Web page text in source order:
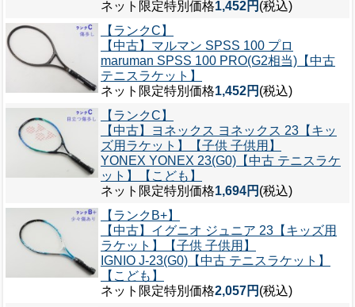
ネット限定特別価格1,452円 (税込)
【ランクC】
【中古】マルマン SPSS 100 プロ
maruman SPSS 100 PRO(G2相当)【中古
テニスラケット】
ネット限定特別価格1,452円 (税込)
【ランクC】
【中古】ヨネックス ヨネックス 23【キッ
ズ用ラケット】【子供 子供用】
YONEX YONEX 23(G0)【中古 テニスラケ
ット】【こども】
ネット限定特別価格1,694円 (税込)
【ランクB+】
【中古】イグニオ ジュニア 23【キッズ用
ラケット】【子供 子供用】
IGNIO J-23(G0)【中古 テニスラケット】
【こども】
ネット限定特別価格2,057円 (税込)